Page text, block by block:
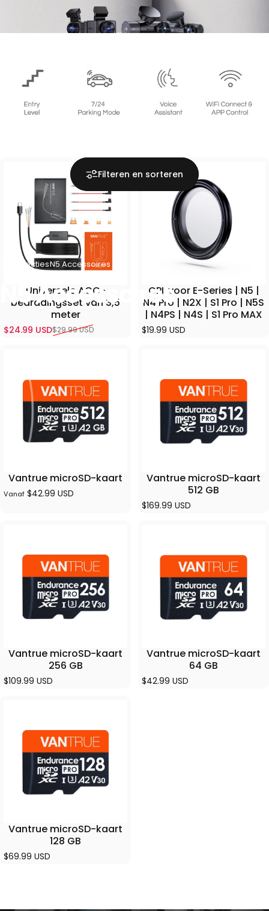
CollectiesN5 Accessoires
N5 Accessoires
Filteren en sorteren
Universele ACC-
bedradingsset van 3,5
meter
Verkoopprijs
$24.99 USD
Normale prijs$29.99 USD
CPL voor E-Series | N5 |
N4 Pro | N2X | S1 Pro | N5S
| N4PS | N4S | S1 Pro MAX
$19.99 USD
Vantrue microSD-kaart
Vanaf $42.99 USD
Vantrue microSD-kaart
512 GB
$169.99 USD
Vantrue microSD-kaart
256 GB
$109.99 USD
Vantrue microSD-kaart
64 GB
$42.99 USD
Vantrue microSD-kaart
128 GB
$69.99 USD